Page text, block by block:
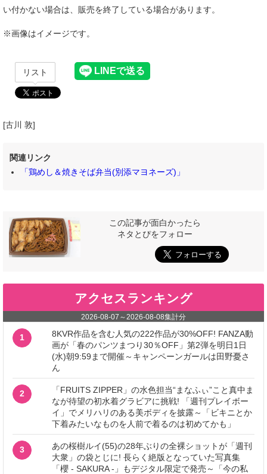
い付かない場合は、販売を終了している場合があります。
※画像はイメージです。
リスト
[古川 敦]
関連リンク
「鶏めし＆焼きそば弁当(別添マヨネーズ)」
この記事が面白かったら
ネタとぴをフォロー
アクセスランキング
2026-08-07 ～ 2026-08-08集計分
1
8KVR作品を含む人気の222作品が30%OFF! FANZA動
画が「春のパンツまつり30％OFF」第2弾を明日1日
(水)朝9:59まで開催～キャンペーンガールは田野憂さ
ん
2
「FRUITS ZIPPER」の水色担当“まなふぃ”こと真中ま
なが待望の初水着グラビアに挑戦! 「週刊プレイボー
イ」でメリハリのある美ボディを披露～「ビキニとか
下着みたいなものを人前で着るのは初めてかも」
3
あの桜樹ルイ(55)の28年ぶりの全裸ショットが「週刊
大衆」の袋とじに! 長らく絶版となっていた写真集
「櫻 - SAKURA -」もデジタル限定で発売～「今の私